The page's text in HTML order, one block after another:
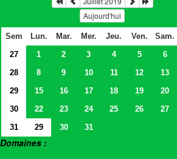
Aujourd'hui
Sem Lun. Mar. Mer. Jeu. Ven. Sam.
27
1 2 3 4 5 6
28
8 9 10 11 12 13
29
15 16 17 18 19 20
30
22 23 24 25 26 27
31
29 30 31
Domaines :